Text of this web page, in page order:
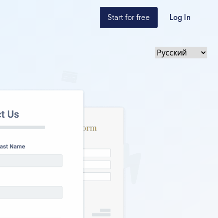
Start for free Log In